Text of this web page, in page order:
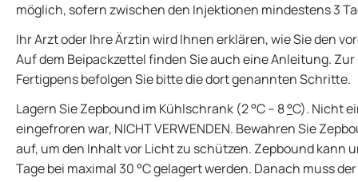
möglich, sofern zwischen den Injektionen mindestens 3
Ihr Arzt oder Ihre Ärztin wird Ihnen erklären, wie Sie den
Auf dem Beipackzettel finden Sie auch eine Anleitung.
Fertigpens befolgen Sie bitte die dort genannten Schritte.
Lagern Sie Zepbound im Kühlschrank (2 °C – 8°C). Nicht
eingefroren war, NICHT VERWENDEN. Bewahren Sie
auf, um den Inhalt vor Licht zu schützen. Zepbound kann
Tage bei maximal 30 °C gelagert werden. Danach muss